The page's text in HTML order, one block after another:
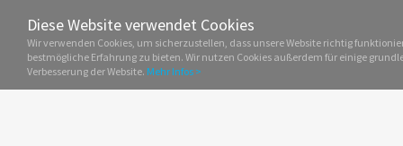
Diese Website verwendet Cookies
Wir verwenden Cookies, um sicherzustellen, dass unsere Website richtig
bestmögliche Erfahrung zu bieten. Wir nutzen Cookies außerdem für einige
Verbesserung der Website. Mehr Infos >